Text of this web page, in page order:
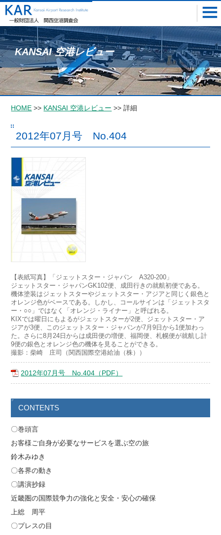
KANSAI 空港レビュー
HOME >> KANSAI 空港レビュー >> 詳細
2012年07月号 No.404
【表紙写真】「ジェットスター・ジャパン A320-200」
ジェットスター・ジャパンGK102便、成田行きの就航初便である。
機体塗装はジェットスターやジェットスター・アジアと同じく銀色と
オレンジ色がベースである。しかし、コールサインは「ジェットスタ
ー・○○」ではなく「オレンジ・ライナー」と呼ばれる。
KIXでは曜日にもよるがジェットスターが2便、ジェットスター・ア
ジアが3便、このジェットスター・ジャパンが7月9日から1便加わっ
た。さらに8月24日からは成田便の増便、福岡便、札幌便が就航し計
9便の銀色とオレンジ色の機体を見ることができる。
撮影：柴崎 庄司（関西国際空港給油（株））
2012年07月号 No.404（PDF）
CONTENTS
〇巻頭言
お客様ご自身が必要なサービスを選ぶ空の旅
鈴木みゆき
〇各界の動き
〇講演抄録
近畿圏の国際競争力の強化と安全・安心の確保
上総 周平
〇プレスの目